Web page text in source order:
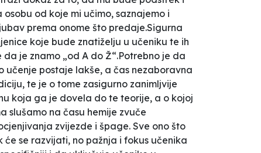
od koje mi učimo, saznajemo i
prema onome što predaje.Sigurna
koje bude znatiželju u učeniku te ih
je znamo „od A do Ž“.Potrebno je da
učenje postaje lakše, a čas nezaboravna
te je o tome zasigurno zanimljvije
koja ga je dovela do te teorije, a o kojoj
slušamo na času hemije zvuče
zvijezde i špage. Sve ono što
se razvijati, no pažnja i fokus učenika